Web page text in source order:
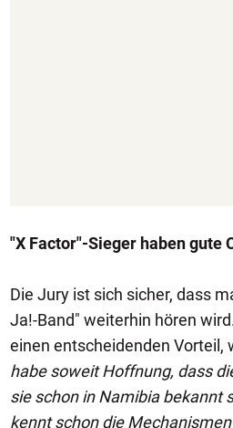
"X Factor"-Sieger haben gute
Die Jury ist sich sicher, dass
Ja!-Band" weiterhin hören
einen entscheidenden Vorteil,
habe soweit Hoffnung, dass
sie schon in Namibia bekannt
kennt schon die